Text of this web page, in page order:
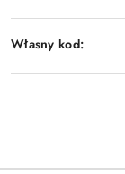
Własny kod: